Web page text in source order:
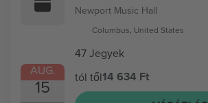
AUG.
15
Newport Music Hall
Columbus, United States
47 Jegyek
tól től14 634 Ft